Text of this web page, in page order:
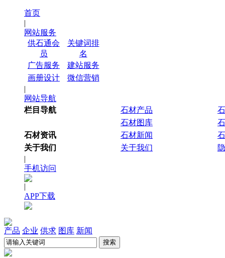
首页
|
网站服务
供石通会
员
关键词排
名
广告服务
建站服务
画册设计
微信营销
|
网站导航
栏目导航
石材产品
石材图库
石材资讯
石材新闻
关于我们
关于我们
|
手机访问
|
APP下载
产品 企业 供求 图库 新闻